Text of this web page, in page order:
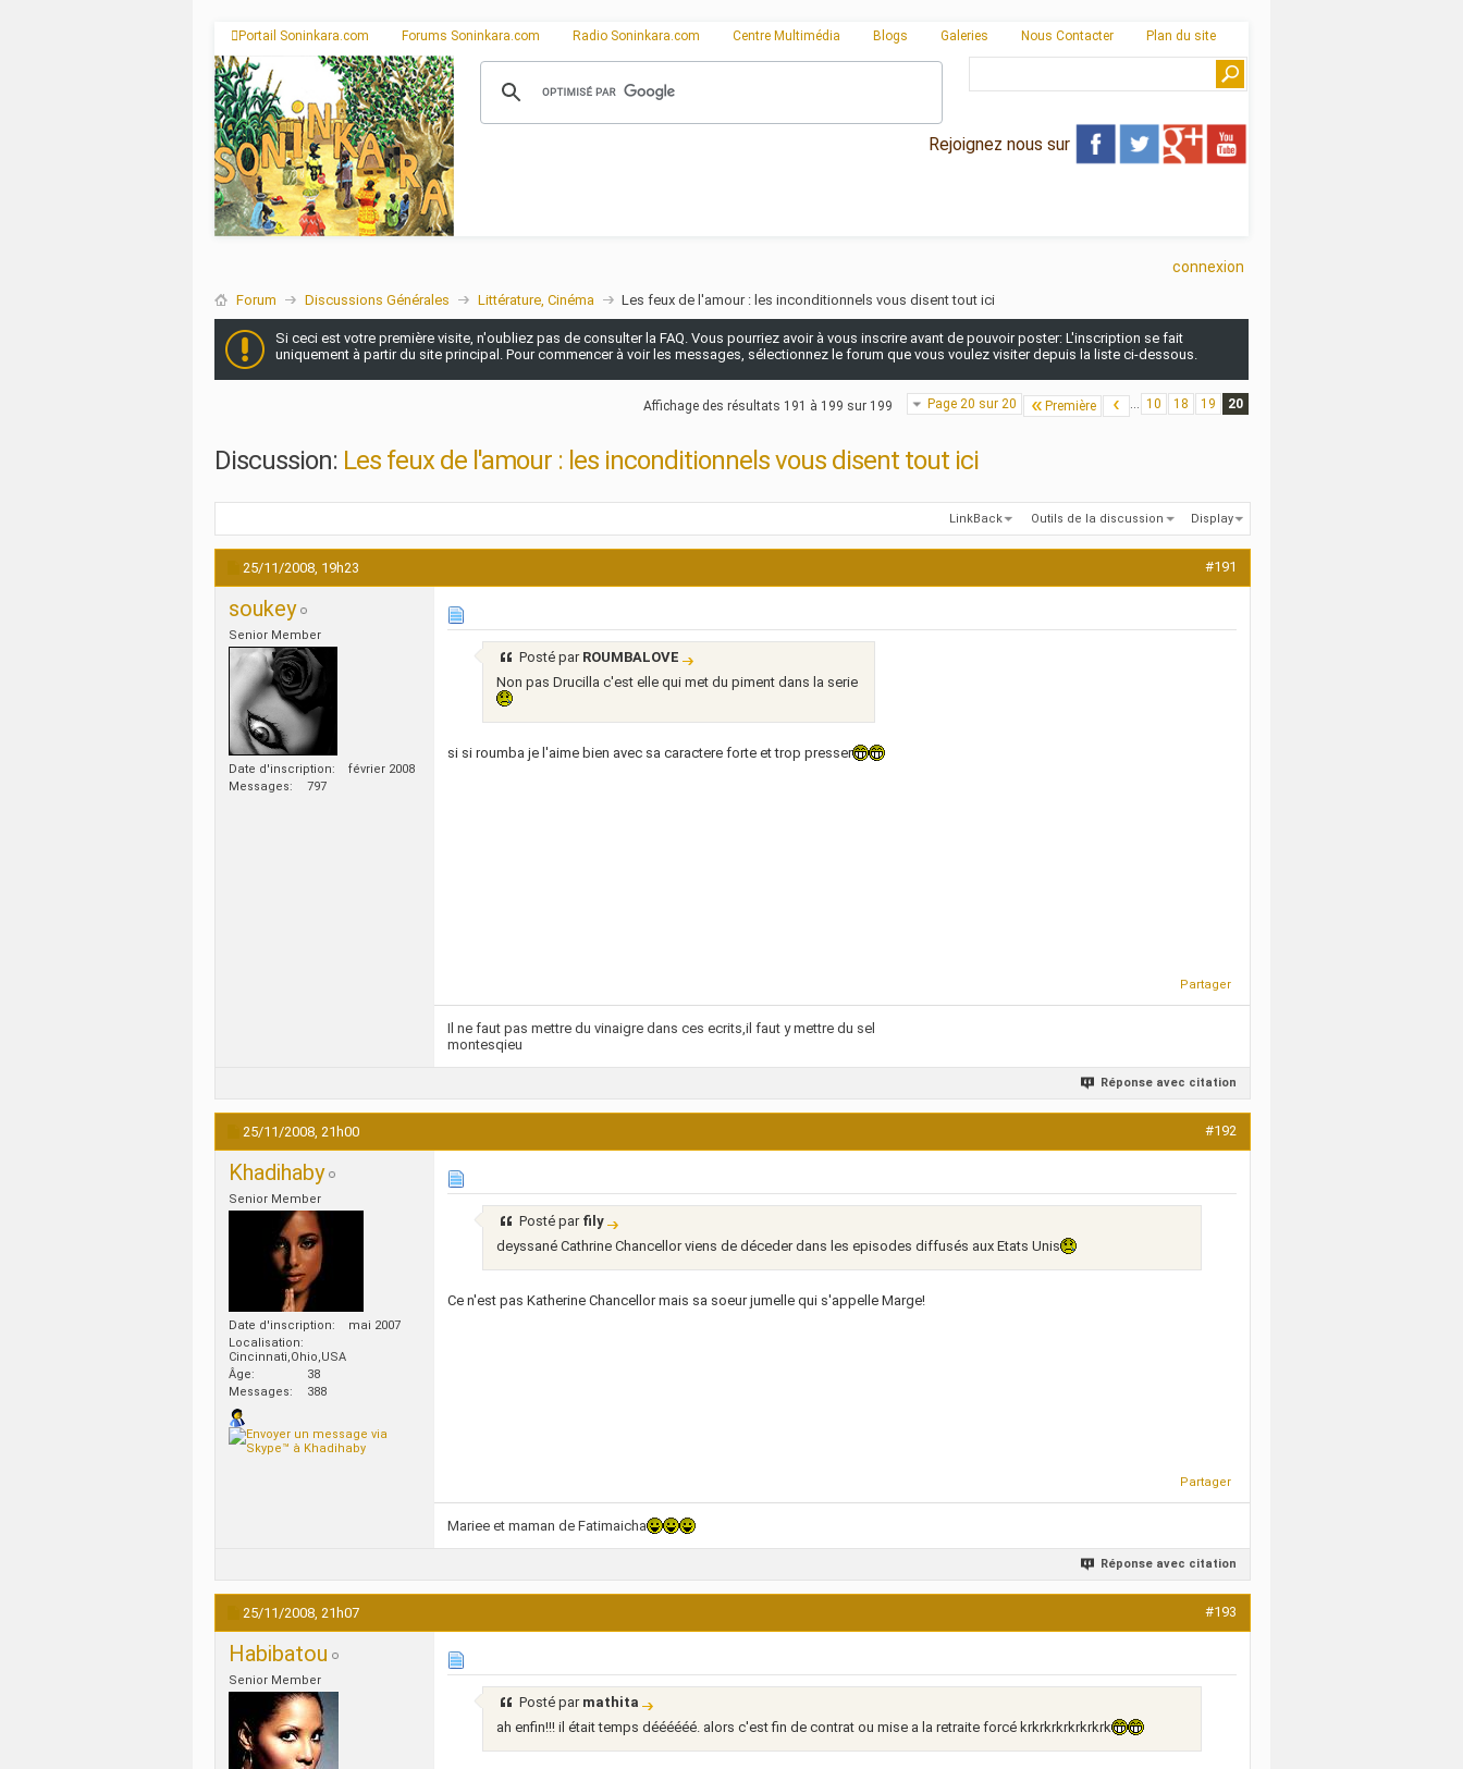
Portail Soninkara.com Forums Soninkara.com Radio Soninkara.com Centre Multimédia Blogs Galeries Nous Contacter Plan du site
Rejoignez nous sur
connexion
Forum Discussions Générales Littérature, Cinéma Les feux de l'amour : les inconditionnels vous disent tout ici
Si ceci est votre première visite, n'oubliez pas de consulter la FAQ. Vous pourriez avoir à vous inscrire avant de pouvoir poster: L'inscription se fait
uniquement à partir du site principal. Pour commencer à voir les messages, sélectionnez le forum que vous voulez visiter depuis la liste ci-dessous.
Page 20 sur 20 Première ... 10 18 19 20
Affichage des résultats 191 à 199 sur 199
Discussion: Les feux de l'amour : les inconditionnels vous disent tout ici
LinkBack Outils de la discussion Display
25/11/2008, 19h23 #191
soukey
Senior Member
Date d'inscription
février 2008
Messages
797
Posté par ROUMBALOVE
Non pas Drucilla c'est elle qui met du piment dans la serie
si si roumba je l'aime bien avec sa caractere forte et trop presser
Partager
Il ne faut pas mettre du vinaigre dans ces ecrits,il faut y mettre du sel
montesqieu
Réponse avec citation
25/11/2008, 21h00 #192
Khadihaby
Senior Member
Date d'inscription
mai 2007
Localisation
Cincinnati,Ohio,USA
Âge
38
Messages
388
Posté par fily
deyssané Cathrine Chancellor viens de déceder dans les episodes diffusés aux Etats Unis
Ce n'est pas Katherine Chancellor mais sa soeur jumelle qui s'appelle Marge!
Partager
Mariee et maman de Fatimaicha
Réponse avec citation
25/11/2008, 21h07 #193
Habibatou
Senior Member
Posté par mathita
ah enfin!!! il était temps déééééé. alors c'est fin de contrat ou mise a la retraite forcé krkrkrkrkrkrkrk